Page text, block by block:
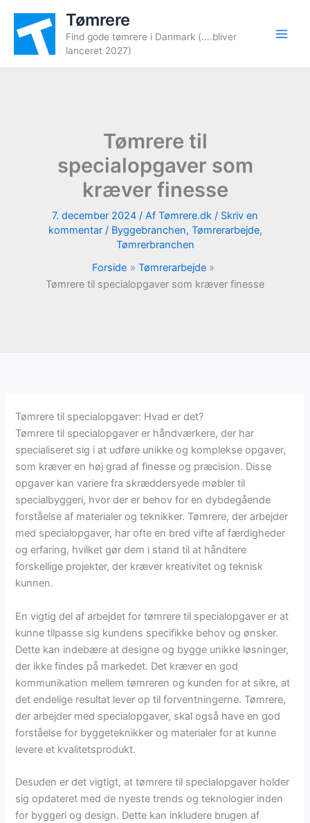
indholdet
Tømrere
Find gode tømrere i Danmark (....bliver
lanceret 2027)
Tømrere til
specialopgaver som
kræver finesse
7. december 2024 / Af Tømrere.dk / Skriv en
kommentar / Byggebranchen, Tømrerarbejde,
Tømrerbranchen
Forside
Tømrerarbejde
Tømrere til specialopgaver som kræver finesse
Tømrere til specialopgaver: Hvad er det?
Tømrere til specialopgaver er håndværkere, der har
specialiseret sig i at udføre unikke og komplekse opgaver,
som kræver en høj grad af finesse og præcision. Disse
opgaver kan variere fra skræddersyede møbler til
specialbyggeri, hvor der er behov for en dybdegående
forståelse af materialer og teknikker. Tømrere, der arbejder
med specialopgaver, har ofte en bred vifte af færdigheder
og erfaring, hvilket gør dem i stand til at håndtere
forskellige projekter, der kræver kreativitet og teknisk
kunnen.
En vigtig del af arbejdet for tømrere til specialopgaver er at
kunne tilpasse sig kundens specifikke behov og ønsker.
Dette kan indebære at designe og bygge unikke løsninger,
der ikke findes på markedet. Det kræver en god
kommunikation mellem tømreren og kunden for at sikre, at
det endelige resultat lever op til forventningerne. Tømrere,
der arbejder med specialopgaver, skal også have en god
forståelse for byggeteknikker og materialer for at kunne
levere et kvalitetsprodukt.
Desuden er det vigtigt, at tømrere til specialopgaver holder
sig opdateret med de nyeste trends og teknologier inden
for byggeri og design. Dette kan inkludere brugen af